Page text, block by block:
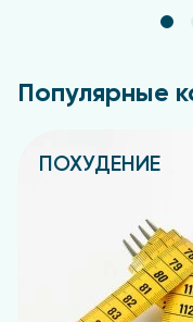
Популярные
ПОХУДЕНИЕ